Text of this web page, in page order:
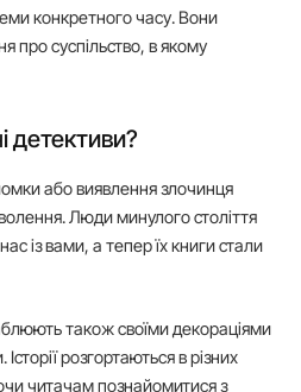
конкретного часу. Вони
про суспільство, в якому
детективи?
або виявлення злочинця
Люди минулого століття
із вами, а тепер їх книги стали
також своїми декораціями
розгортаються в різних
читачам познайомитися з